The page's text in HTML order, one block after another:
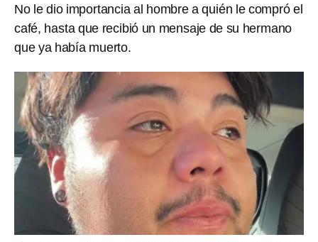
No le dio importancia al hombre a quién le compró el
café, hasta que recibió un mensaje de su hermano
que ya había muerto.